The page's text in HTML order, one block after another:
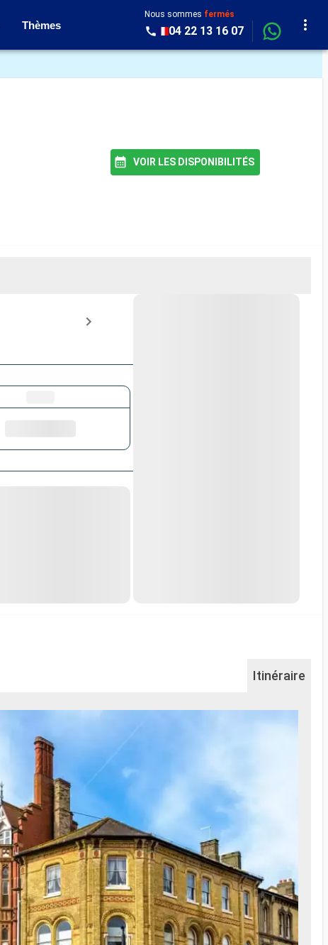
Thèmes
Nous sommes fermés
04 22 13 16 07
VOIR LES DISPONIBILITÉS
Itinéraire